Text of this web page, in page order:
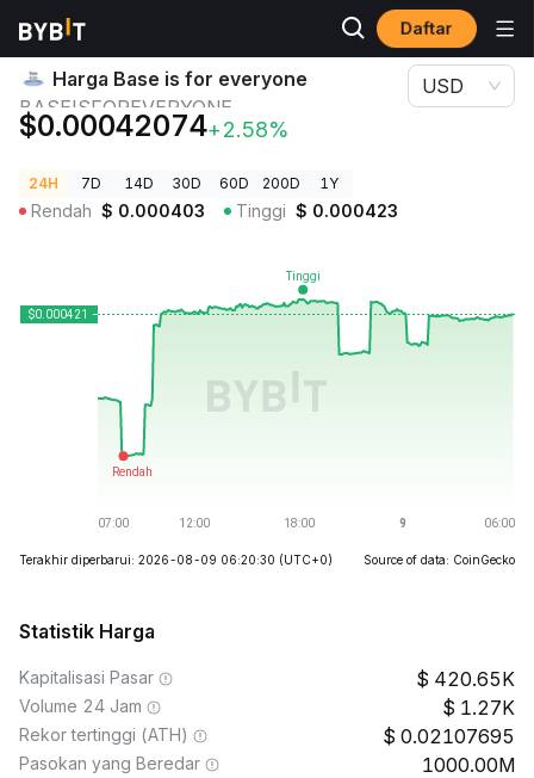
Daftar
Harga Kripto Harga Base is for everyone BASEISFOREVERYONE
Harga Base is for everyone
BASEISFOREVERYONE
$0.00042074+2.58%
USD
24H 7D 14D 30D 60D 200D 1Y
Rendah $ 0.000403 Tinggi $ 0.000423
Terakhir diperbarui: 2026-08-09 06:20:30 (UTC+0) Source of data: CoinGecko
Statistik Harga
Kapitalisasi Pasar 420.65K
Volume 24 Jam 1.27K
Rekor tertinggi (ATH) 0.02107695
Pasokan yang Beredar 1000.00M